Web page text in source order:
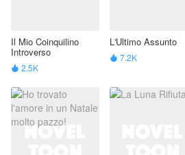
Il Mio Coinquilino
Introverso
 2.5K
L'Ultimo Assunto
 7.2K